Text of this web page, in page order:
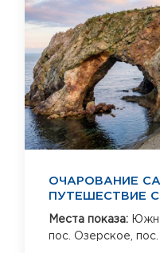
ОЧАРОВАНИЕ
ПУТЕШЕСТВИЕ
Места показа:
пос. Озерское,